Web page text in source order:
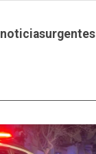
noticiasurgentes